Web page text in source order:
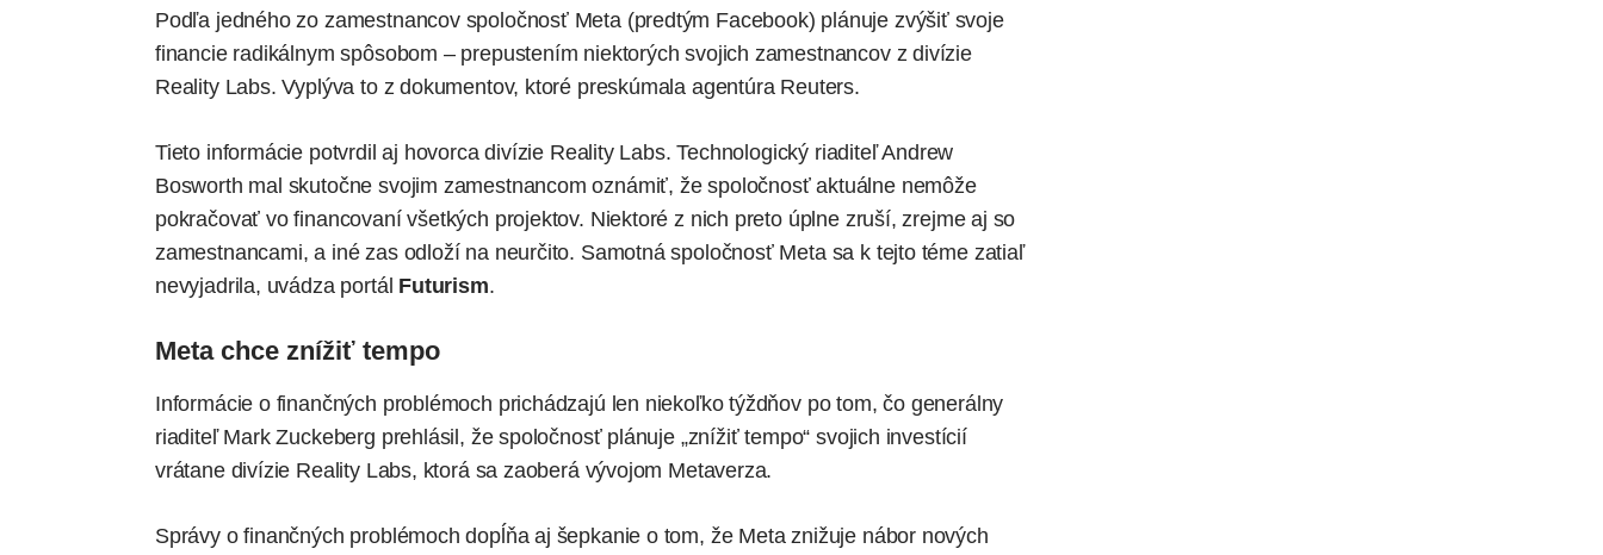
Podľa jedného zo zamestnancov spoločnosť Meta (predtým Facebook) plánuje zvýšiť svoje
financie radikálnym spôsobom – prepustením niektorých svojich zamestnancov z divízie
Reality Labs. Vyplýva to z dokumentov, ktoré preskúmala agentúra Reuters.
Tieto informácie potvrdil aj hovorca divízie Reality Labs. Technologický riaditeľ Andrew
Bosworth mal skutočne svojim zamestnancom oznámiť, že spoločnosť aktuálne nemôže
pokračovať vo financovaní všetkých projektov. Niektoré z nich preto úplne zruší, zrejme aj so
zamestnancami, a iné zas odloží na neurčito. Samotná spoločnosť Meta sa k tejto téme zatiaľ
nevyjadrila, uvádza portál Futurism.
Meta chce znížiť tempo
Informácie o finančných problémoch prichádzajú len niekoľko týždňov po tom, čo generálny
riaditeľ Mark Zuckeberg prehlásil, že spoločnosť plánuje „znížiť tempo“ svojich investícií
vrátane divízie Reality Labs, ktorá sa zaoberá vývojom Metaverza.
Správy o finančných problémoch dopĺňa aj šepkanie o tom, že Meta znižuje nábor nových